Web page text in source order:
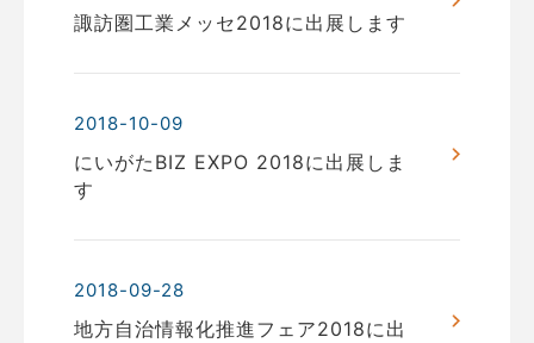
諏訪圏工業メッセ2018に出展します
2018-10-09
にいがたBIZ EXPO 2018に出展しま
す
2018-09-28
地方自治情報化推進フェア2018に出